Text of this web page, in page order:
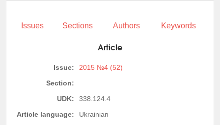
Issues Sections Authors Keywords
Article
Issue:
2015 №4 (52)
Section:
UDK:
338.124.4
Article language:
Ukrainian